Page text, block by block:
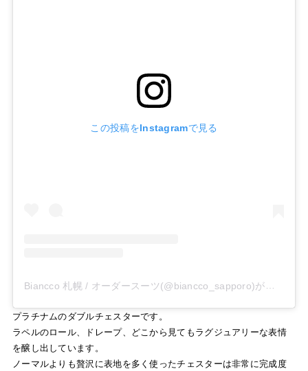
この投稿をInstagramで見る
プラチナムのダブルチェスターです。
ラペルのロール、ドレープ、どこから見てもラグジュアリーな表情
を醸し出しています。
ノーマルよりも贅沢に表地を多く使ったチェスターは非常に完成度